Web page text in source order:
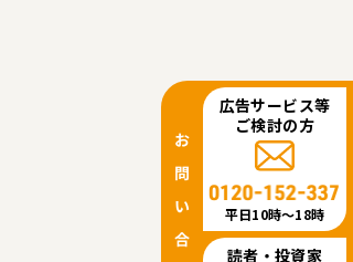
広告サービス等
ご検討の方
平日10時〜18時
読者・投資家